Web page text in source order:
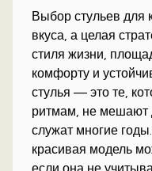
Выбор стульев для
вкуса, а целая
стиля жизни,
комфорту и
стулья — это те,
ритмам, не мешают
служат многие
красивая модель
если она не